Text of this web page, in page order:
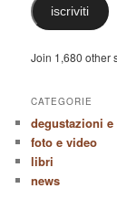
iscriviti
Join 1,680 other
CATEGORIE
degustazioni e
foto e video
libri
news